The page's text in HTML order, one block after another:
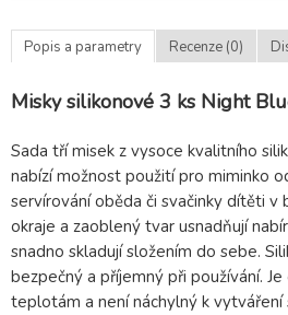
Popis a parametry Recenze (0)
Misky silikonové 3 ks Night
Sada tří misek z vysoce kvalitního
nabízí možnost použití pro miminko
servírování oběda či svačinky dítěti v
okraje a zaoblený tvar usnadňují
snadno skladují složením do sebe.
bezpečný a příjemný při používání.
teplotám a není náchylný k vytváření